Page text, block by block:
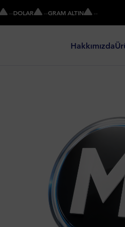
--DOLAR --GRAM ALTIN --
Hakkımızda